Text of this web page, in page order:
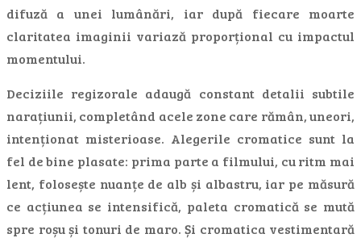
difuză a unei lumânări, iar după fiecare moarte
claritatea imaginii variază proporțional cu impactul
momentului.
Deciziile regizorale adaugă constant detalii subtile
narațiunii, completând acele zone care rămân, uneori,
intenționat misterioase. Alegerile cromatice sunt la
fel de bine plasate: prima parte a filmului, cu ritm mai
lent, folosește nuanțe de alb și albastru, iar pe măsură
ce acțiunea se intensifică, paleta cromatică se mută
spre roșu și tonuri de maro. Și cromatica vestimentară